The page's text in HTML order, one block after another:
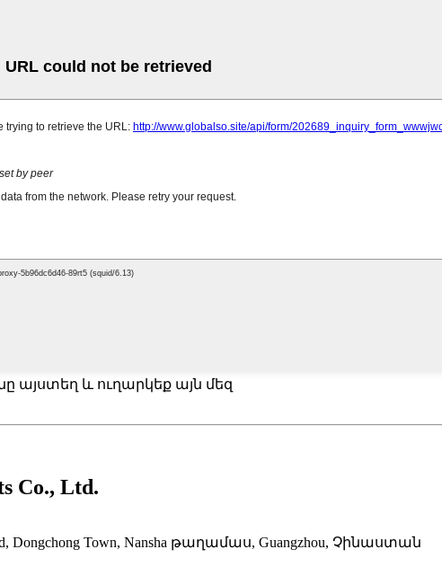
այստեղ և ուղարկեք այն մեզ
Co., Ltd.
Dongchong Town, Nansha թաղամաս, Guangzhou, Չինաստան